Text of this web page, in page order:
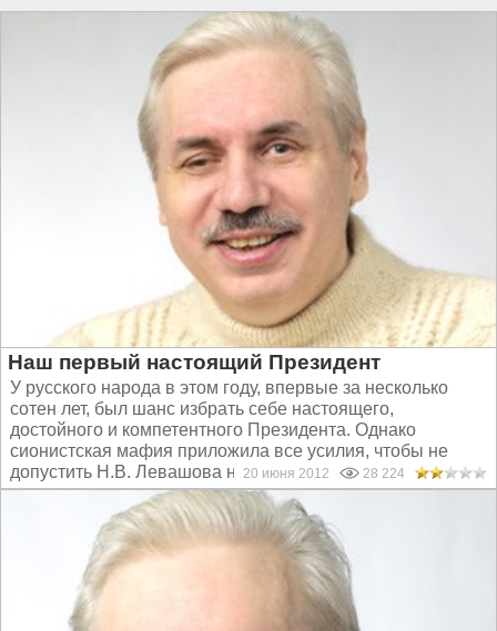
Наш первый настоящий Президент
У русского народа в этом году, впервые за несколько
сотен лет, был шанс избрать себе настоящего,
достойного и компетентного Президента. Однако
сионистская мафия приложила все усилия, чтобы не
допустить Н.В. Левашова на выборы...
20 июня 2012 28 224